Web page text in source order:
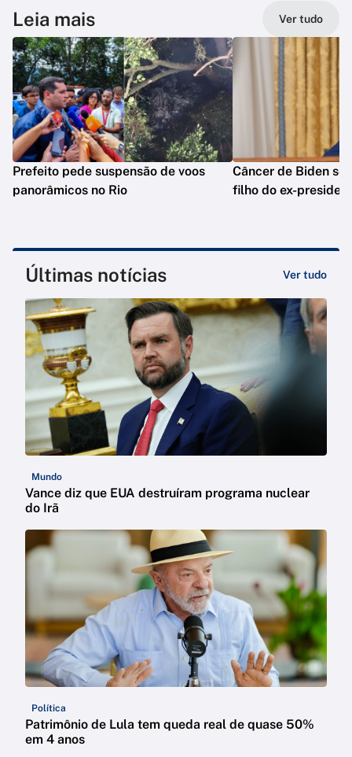
Leia mais Ver tudo
Prefeito pede suspensão de voos
panorâmicos no Rio
Câncer de Biden se
filho do ex-
Últimas notícias Ver tudo
Mundo
Vance diz que EUA destruíram programa nuclear
do Irã
Política
Patrimônio de Lula tem queda real de quase 50%
em 4 anos